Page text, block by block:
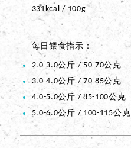
331kcal / 100g
每日餵食指示
2.0-3.0公斤 / 50-70公克
3.0-4.0公斤 / 70-85公克
4.0-5.0公斤 / 85-100公克
5.0-6.0公斤 / 100-115公克